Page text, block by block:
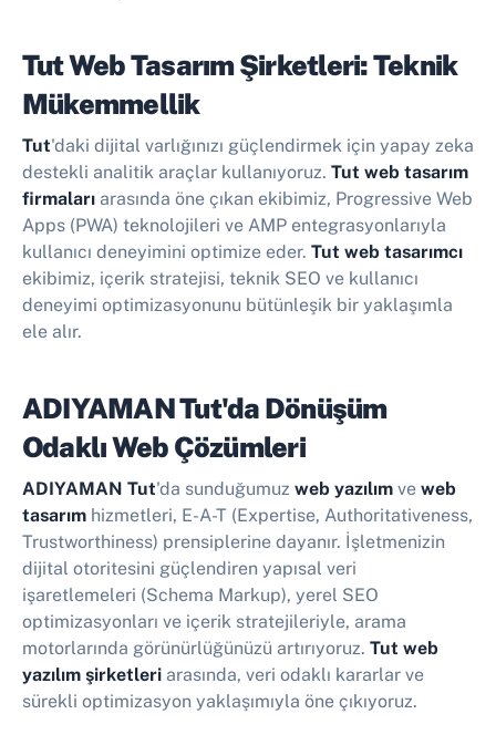
Tut Web Tasarım Şirketleri: Teknik
Mükemmellik
Tut'daki dijital varlığınızı güçlendirmek için yapay zeka
destekli analitik araçlar kullanıyoruz. Tut web tasarım
firmaları arasında öne çıkan ekibimiz, Progressive Web
Apps (PWA) teknolojileri ve AMP entegrasyonlarıyla
kullanıcı deneyimini optimize eder. Tut web tasarımcı
ekibimiz, içerik stratejisi, teknik SEO ve kullanıcı
deneyimi optimizasyonunu bütünleşik bir yaklaşımla
ele alır.
ADIYAMAN Tut'da Dönüşüm
Odaklı Web Çözümleri
ADIYAMAN Tut'da sunduğumuz web yazılım ve web
tasarım hizmetleri, E-A-T (Expertise, Authoritativeness,
Trustworthiness) prensiplerine dayanır. İşletmenizin
dijital otoritesini güçlendiren yapısal veri
işaretlemeleri (Schema Markup), yerel SEO
optimizasyonları ve içerik stratejileriyle, arama
motorlarında görünürlüğünüzü artırıyoruz. Tut web
yazılım şirketleri arasında, veri odaklı kararlar ve
sürekli optimizasyon yaklaşımıyla öne çıkıyoruz.